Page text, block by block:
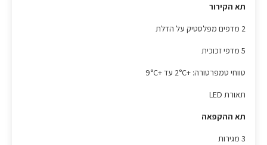
תא הקירור
2 מדפים מפלסטיק על הדלת
5 מדפי זכוכית
טווחי טמפרטורה: +2°C עד +9°C
תאורת LED
תא ההקפאה
3 מגירות